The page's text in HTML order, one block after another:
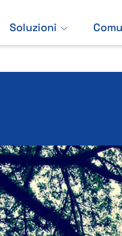
Soluzioni